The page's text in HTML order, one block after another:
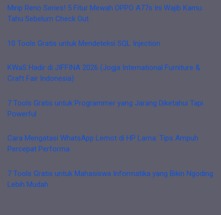
Mirip Reno Series! 5 Fitur Mewah OPPO A77s Ini Wajib Kamu
Tahu Sebelum Check Out
10 Tools Gratis untuk Mendeteksi SQL Injection
KWaS Hadir di JIFFINA 2026 (Jogja International Furniture &
Craft Fair Indonesia)
7 Tools Gratis untuk Programmer yang Jarang Diketahui Tapi
Powerful
Cara Mengatasi WhatsApp Lemot di HP Lama: Tips Ampuh
Percepat Performa
7 Tools Gratis untuk Mahasiswa Informatika yang Bikin Ngoding
Lebih Mudah